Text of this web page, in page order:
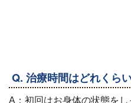
Q. 治療時間はどれくら
A：初回はお身体の状態を